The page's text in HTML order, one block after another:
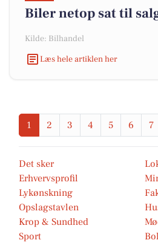
Biler netop sat til
Kilde: Bilhandel
Læs hele artiklen her
1 2 3 4 5 6 7
Det sker
Erhvervsprofil
Lykønskning
Opslagstavlen
Krop & Sundhed
Sport